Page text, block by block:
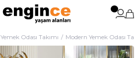
Yemek Odası Takımı Modern Yemek Odası